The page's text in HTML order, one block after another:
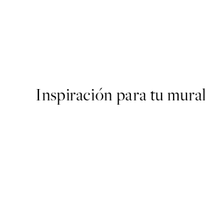
Inspiración para tu